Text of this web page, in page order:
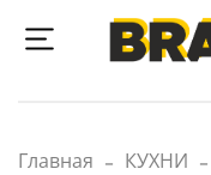
Главная КУХНИ